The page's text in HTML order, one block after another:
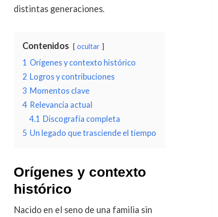
distintas generaciones.
Contenidos ocultar
1 Orígenes y contexto histórico
2 Logros y contribuciones
3 Momentos clave
4 Relevancia actual
4.1 Discografía completa
5 Un legado que trasciende el tiempo
Orígenes y contexto
histórico
Nacido en el seno de una familia sin